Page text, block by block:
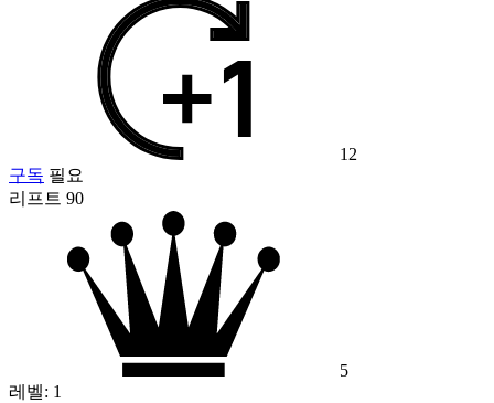
12
구독 필요
리프트 90
5
레벨: 1